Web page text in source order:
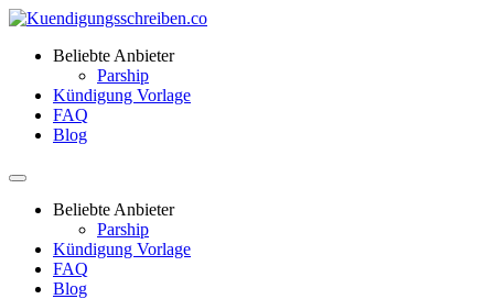
Beliebte Anbieter
Parship
Kündigung Vorlage
FAQ
Blog
Beliebte Anbieter
Parship
Kündigung Vorlage
FAQ
Blog